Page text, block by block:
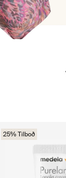
25% Tilboð